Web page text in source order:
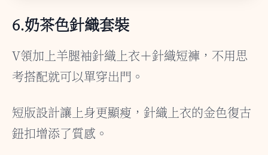
6.奶茶色針織套裝
V領加上羊腿袖針織上衣＋針織短褲，不用思
考搭配就可以單穿出門。
短版設計讓上身更顯瘦，針織上衣的金色復古
鈕扣增添了質感。